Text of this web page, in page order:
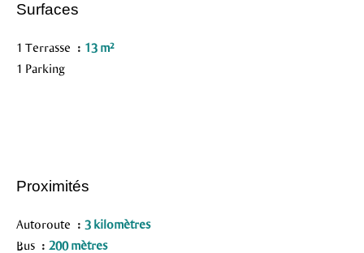
Surfaces
1 Terrasse
13 m²
1 Parking
Proximités
Autoroute
3 kilomètres
Bus
200 mètres